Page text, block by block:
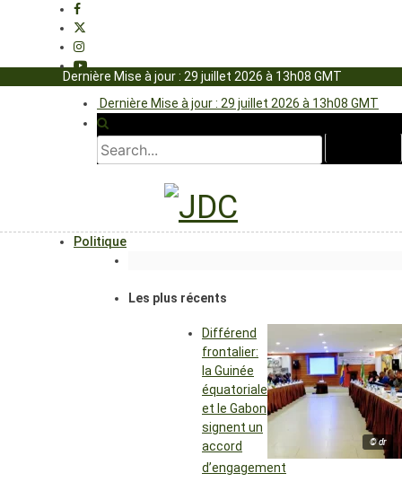
Dernière Mise à jour : 29 juillet 2026 à 13h08 GMT
Dernière Mise à jour : 29 juillet 2026 à 13h08 GMT
Politique
Les plus récents
© dr
Différend
frontalier:
la Guinée
équatoriale
et le Gabon
signent un
accord
d’engagement